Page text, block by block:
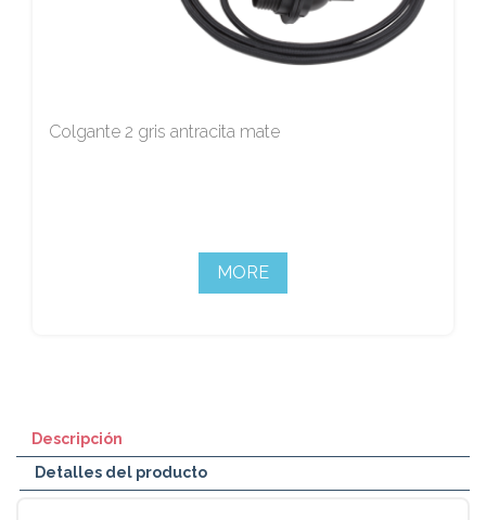
Colgante 2 gris antracita mate
MORE
Descripción
Detalles del producto